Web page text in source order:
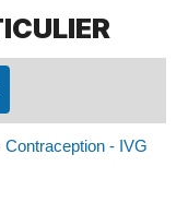
Contraception - IVG